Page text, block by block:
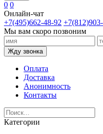
0 0
Онлайн-чат
+7(495)662-48-92
Мы вам скоро позвоним
Жду звонка
Оплата
Доставка
Анонимность
Контакты
Категории